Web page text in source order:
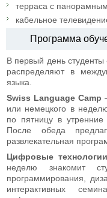
терраса с
кабельное
Программа
В первый день студенты
распределяют в
языка.
Swiss Language Camp
или немецкого в
по пятницу в
После обеда
развлекательная
Цифровые технологии
неделю знакомит
программирования,
интерактивных